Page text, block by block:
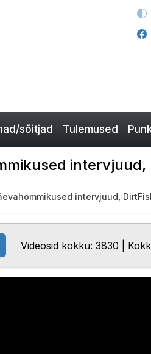
sõitjad Tulemused
intervjuud,
intervjuud,
Videosid kokku: 3830 |